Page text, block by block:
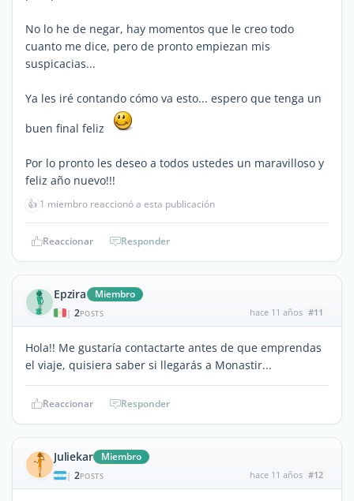
No lo he de negar, hay momentos que le creo todo
cuanto me dice, pero de pronto empiezan mis
suspicacias...
Ya les iré contando cómo va esto... espero que tenga un
buen final feliz
Por lo pronto les deseo a todos ustedes un maravilloso y
feliz año nuevo!!!
👍 1 miembro reaccionó a esta publicación
Reaccionar Responder
Epzira Miembro
| 2POSTS hace 11 años #11
Hola!! Me gustaría contactarte antes de que emprendas
el viaje, quisiera saber si llegarás a Monastir...
Reaccionar Responder
Juliekar Miembro
| 2POSTS hace 11 años #12